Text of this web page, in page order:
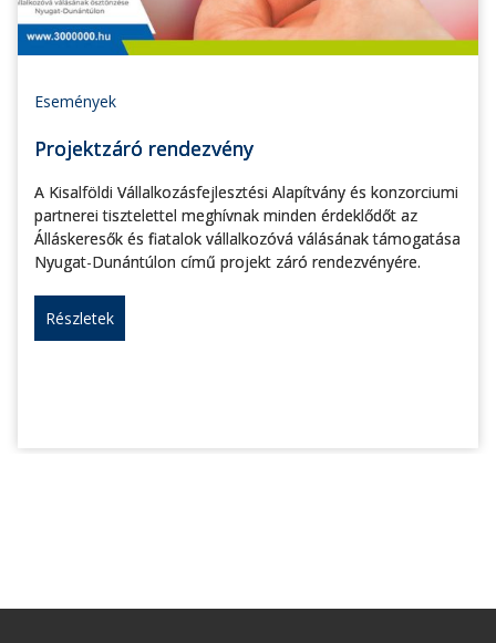
Események
Projektzáró rendezvény
A Kisalföldi Vállalkozásfejlesztési Alapítvány és konzorciumi
partnerei tisztelettel meghívnak minden érdeklődőt az
Álláskeresők és fiatalok vállalkozóvá válásának támogatása
Nyugat-Dunántúlon című projekt záró rendezvényére.
Részletek